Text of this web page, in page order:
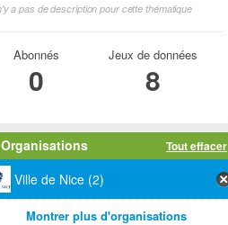
a pas de description pour cette thématique
Abonnés
0
Jeux de données
8
Organisations Tout effacer
Ville de Nice (2)
Montrer plus d'organisations